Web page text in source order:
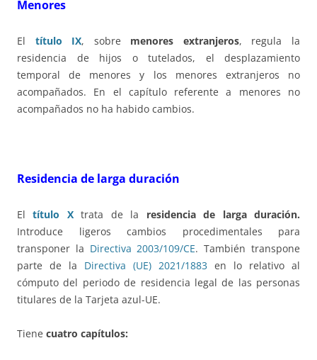
Menores
El título IX, sobre menores extranjeros, regula la
residencia de hijos o tutelados, el desplazamiento
temporal de menores y los menores extranjeros no
acompañados. En el capítulo referente a menores no
acompañados no ha habido cambios.
Residencia de larga duración
Eltítulo Xtrata de la residencia de larga duración.
Introduce ligeros cambios procedimentales para
transponer la Directiva 2003/109/CE. También transpone
parte de la Directiva (UE) 2021/1883 en lo relativo al
cómputo del periodo de residencia legal de las personas
titulares de la Tarjeta azul-UE.
Tiene cuatro capítulos: